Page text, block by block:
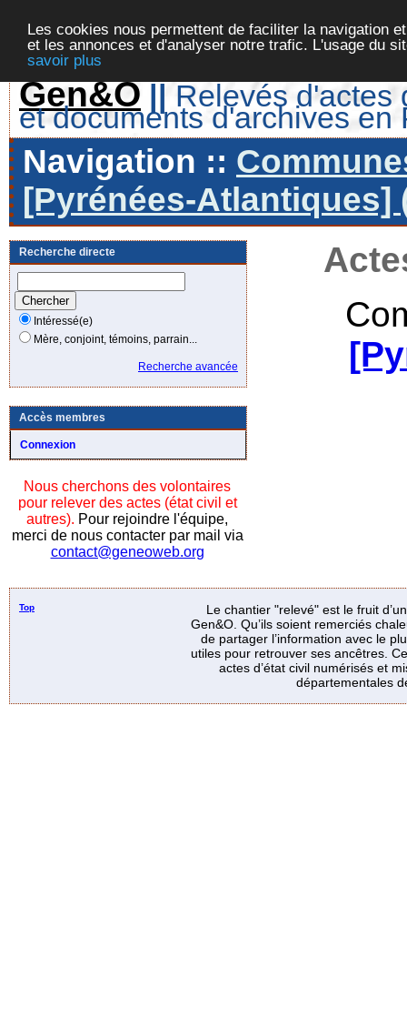
Les cookies nous permettent de faciliter la navigation
et les annonces et d'analyser notre trafic. L'usage du
savoir plus
Gen&O || Relevés d'actes
et documents d'archives en
Navigation ::
[Pyrénées-Atlantiques]
Recherche directe
Intéressé(e)
Mère, conjoint, témoins, parrain...
Recherche avancée
Accès membres
Connexion
Nous cherchons des volontaires
pour relever des actes (état civil et
autres). Pour rejoindre l'équipe,
merci de nous contacter par mail via
contact@geneoweb.org
Top
Le chantier "relevé" est le fruit
Gen&O. Qu’ils soient remerciés
de partager l’information avec le
utiles pour retrouver ses ancêtres.
actes d’état civil numérisés et
départementales